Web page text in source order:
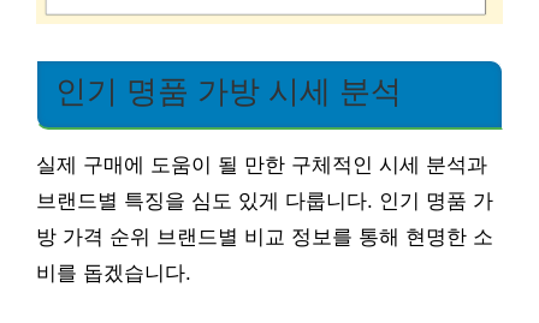
인기 명품 가방 시세 분석
실제 구매에 도움이 될 만한 구체적인 시세 분석과
브랜드별 특징을 심도 있게 다룹니다. 인기 명품 가
방 가격 순위 브랜드별 비교 정보를 통해 현명한 소
비를 돕겠습니다.